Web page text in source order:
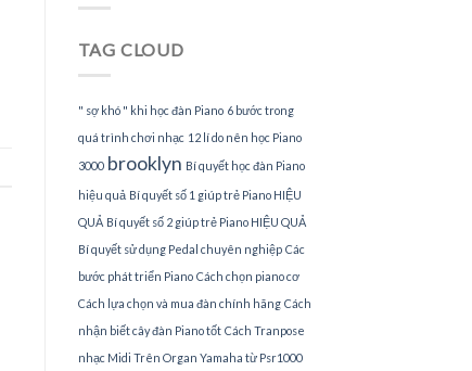
TAG CLOUD
" sợ khó " khi học đàn Piano 6 bước trong
quá trình chơi nhạc 12 lí do nên học Piano
3000 brooklyn Bí quyết học đàn Piano
hiệu quả Bí quyết số 1 giúp trẻ Piano HIỆU
QUẢ Bí quyết số 2 giúp trẻ Piano HIỆU QUẢ
Bí quyết sử dụng Pedal chuyên nghiệp Các
bước phát triển Piano Cách chọn piano cơ
Cách lựa chọn và mua đàn chính hãng Cách
nhận biết cây đàn Piano tốt Cách Tranpose
nhạc Midi Trên Organ Yamaha từ Psr1000